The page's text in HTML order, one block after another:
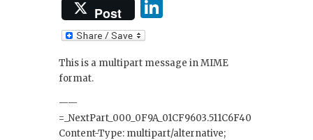
Post
e
n
This is a multipart message in MIME
format.
——
=_NextPart_000_0F9A_01CF9603.511C6F40
Content-Type: multipart/alternative;